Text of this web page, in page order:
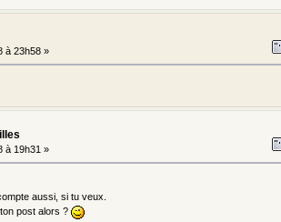
à 23h58 »
à 19h31 »
aussi, si tu veux.
post alors ?